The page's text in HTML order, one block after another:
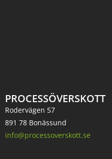
PROCESSÖVERSKOTT
Rodervägen 57
891 78 Bonässund
info@processoverskott.se